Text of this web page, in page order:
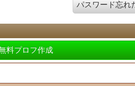
パスワード忘れ
料プロフ作成